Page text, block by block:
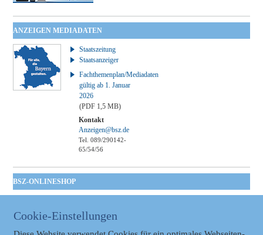
ANZEIGEN MEDIADATEN
Staatszeitung
Staatsanzeiger
Fachthemenplan/Mediadaten
gültig ab 1. Januar
2026
(PDF 1,5 MB)
Kontakt
Anzeigen@bsz.de
Tel. 089/290142-
65/54/56
BSZ-ONLINESHOP
Taschenbuch
GVBl | Einbanddecke
Cookie-Einstellungen